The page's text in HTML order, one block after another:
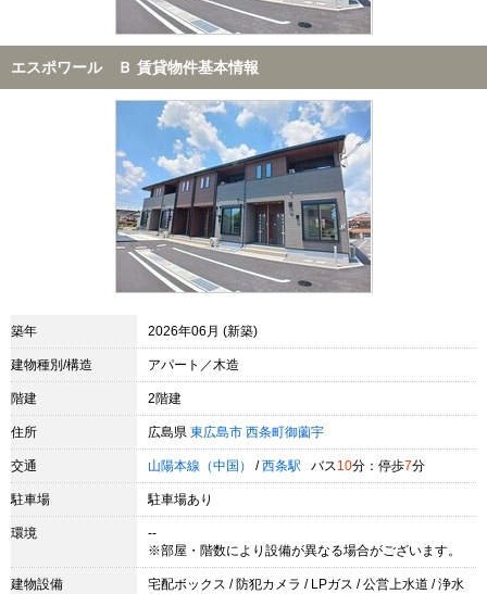
エスポワール Ｂ 賃貸物件基本情報
築年 2026年06月 (新築)
建物種別/構造 アパート／木造
階建 2階建
住所 広島県 東広島市 西条町御薗宇
交通 山陽本線（中国） / 西条駅 バス 10分：停歩7分
駐車場 駐車場あり
環境
--
※部屋・階数により設備が異なる場合がございます。
建物設備
宅配ボックス / 防犯カメラ / LPガス / 公営上水道 / 浄水